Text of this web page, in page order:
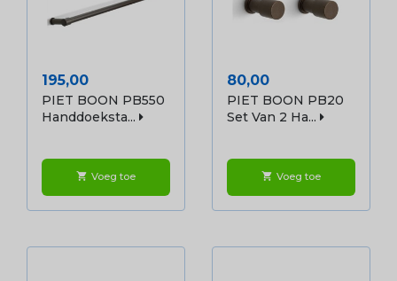
Prijs
195,00
PIET BOON PB550
Handdoeksta...
shopping_cart Voeg toe
Prijs
80,00
PIET BOON PB20
Set Van 2 Ha...
shopping_cart Voeg toe